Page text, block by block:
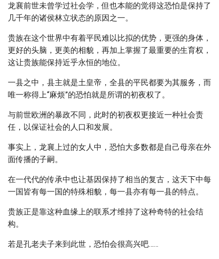
龙襄前世未曾学过社会学，但也本能的觉得这恐怕是保持了
几千年的诸侯林立状态的原因之一。
贵族在这个世界中有着平民难以比拟的优势，更强的身体，
更好的头脑，更美的相貌，再加上掌握了最重要的生育权，
这让贵族能保持近乎永恒的地位。
一县之中，县主就是土皇帝，全县的平民都要为其服务，而
唯一称得上“麻烦”的恐怕就是所谓的初夜权了。
与前世欧洲的暴政不同，此时的初夜权更接近一种社会责
任，以保证社会的人口和发展。
事实上，龙襄上过的女人中，恐怕大多数都是自己母亲在外
面传播的子嗣。
在一代代的传承中也让基因保持了相当的复古，这天下中每
一国皆有每一国的特殊相貌，每一县亦有每一县的特点。
贵族正是靠这种血缘上的联系才维持了这种奇特的社会结
构。
若是孔老夫子来到此世，恐怕会很高兴吧……